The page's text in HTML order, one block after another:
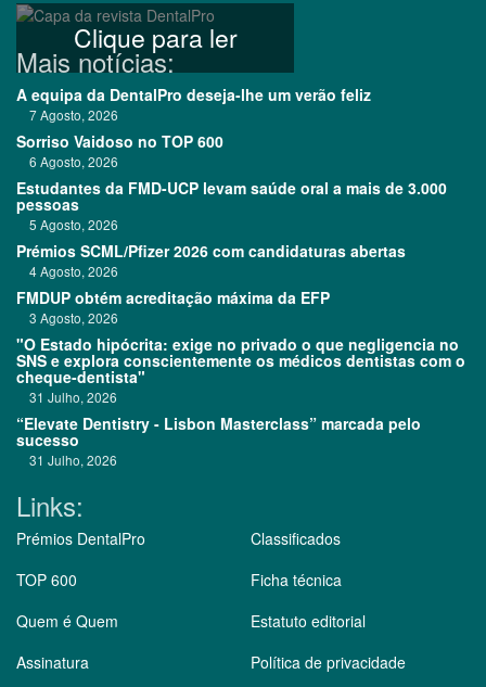
Clique para ler
Mais notícias:
A equipa da DentalPro deseja-lhe um verão feliz
7 Agosto, 2026
Sorriso Vaidoso no TOP 600
6 Agosto, 2026
Estudantes da FMD-UCP levam saúde oral a mais de 3.000
pessoas
5 Agosto, 2026
Prémios SCML/Pfizer 2026 com candidaturas abertas
4 Agosto, 2026
FMDUP obtém acreditação máxima da EFP
3 Agosto, 2026
"O Estado hipócrita: exige no privado o que negligencia no
SNS e explora conscientemente os médicos dentistas com o
cheque-dentista"
31 Julho, 2026
“Elevate Dentistry - Lisbon Masterclass” marcada pelo
sucesso
31 Julho, 2026
Links:
Prémios DentalPro
TOP 600
Quem é Quem
Assinatura
Classificados
Ficha técnica
Estatuto editorial
Política de privacidade